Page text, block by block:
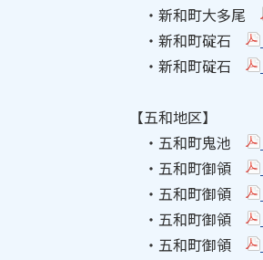
・新和町大多尾
・新和町碇石
・新和町碇石
【五和地区】
・五和町鬼池
・五和町御領
・五和町御領
・五和町御領
・五和町御領